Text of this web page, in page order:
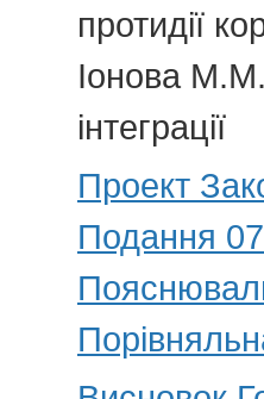
протидії
Іонова М.М.
інтеграції
Проект
Подання